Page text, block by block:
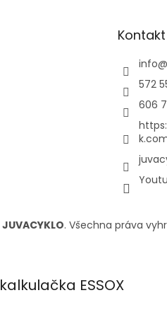
Kontakt
info@
572
606
JUVACYKLO. Všechna práva
ESSOX